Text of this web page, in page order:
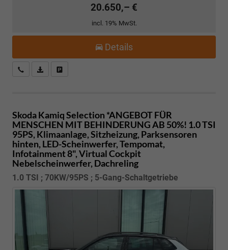
20.650,– €
incl. 19% MwSt.
Details
Kostenloser Rückruf-Service
PDF-Datei, Fahrzeugexposé drucken
Skoda KamiqSelection *ANGEBOT FÜR
MENSCHEN MIT BEHINDERUNG AB 50%! 1.0 TSI
95PS, Klimaanlage, Sitzheizung, Parksensoren
hinten, LED-Scheinwerfer, Tempomat,
Infotainment 8", Virtual Cockpit
Nebelscheinwerfer, Dachreling
1.0 TSI ; 70KW/95PS ; 5-Gang-Schaltgetriebe